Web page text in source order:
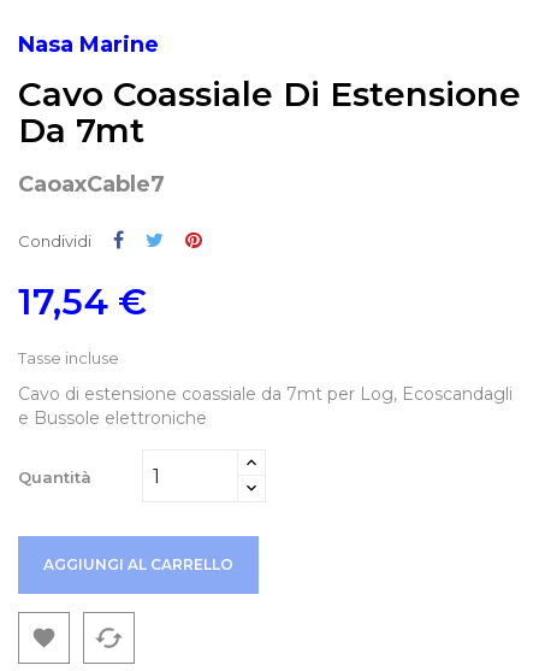
Nasa Marine
Cavo Coassiale Di Estensione
Da 7mt
CaoaxCable7
Condividi Condividi
Twitta
17,54 €
Tasse incluse
Cavo di estensione coassiale da 7mt per Log, Ecoscandagli
e Bussole elettroniche
Quantità
AGGIUNGI AL CARRELLO
 cached